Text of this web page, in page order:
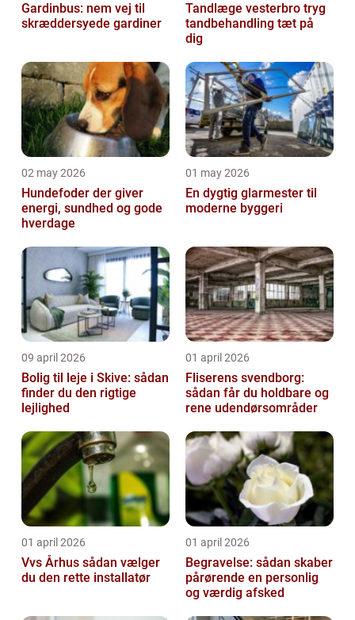
Gardinbus: nem vej til
skræddersyede gardiner
Tandlæge vesterbro tryg
tandbehandling tæt på
dig
02 may 2026
Hundefoder der giver
energi, sundhed og gode
hverdage
01 may 2026
En dygtig glarmester til
moderne byggeri
09 april 2026
Bolig til leje i Skive: sådan
finder du den rigtige
lejlighed
01 april 2026
Fliserens svendborg:
sådan får du holdbare og
rene udendørsområder
01 april 2026
Vvs Århus sådan vælger
du den rette installatør
01 april 2026
Begravelse: sådan skaber
pårørende en personlig
og værdig afsked